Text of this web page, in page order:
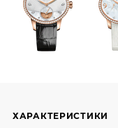
ХАРАКТЕРИСТИКИ